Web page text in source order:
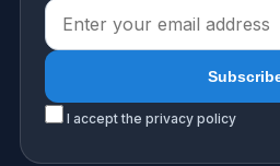
I accept the privacy policy